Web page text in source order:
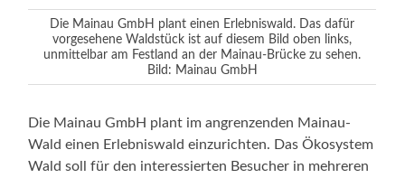
Die Mainau GmbH plant einen Erlebniswald. Das dafür
vorgesehene Waldstück ist auf diesem Bild oben links,
unmittelbar am Festland an der Mainau-Brücke zu sehen.
Bild: Mainau GmbH
Die Mainau GmbH plant im angrenzenden Mainau-
Wald einen Erlebniswald einzurichten. Das Ökosystem
Wald soll für den interessierten Besucher in mehreren